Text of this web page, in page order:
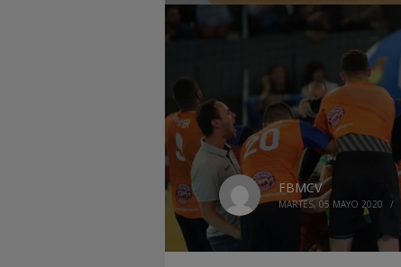
FBMCV
MARTES, 05 MAYO 2020 /